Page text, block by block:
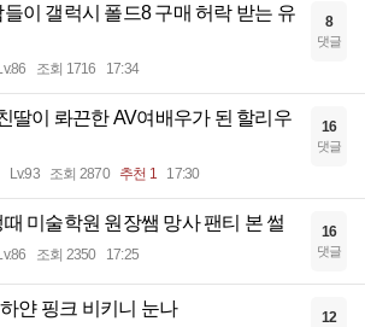
들이 갤럭시 폴드8 구매 허락 받는 유
조회 1716 17:34
8
댓글
딸이 롸끈한 AV여배우가 된 할리우
Lv.93 조회 2870 추천 1 17:30
16
댓글
미술학원 원장쌤 망사 팬티 본 썰
조회 2350 17:25
16
댓글
얀 핑크 비키니 눈나 12